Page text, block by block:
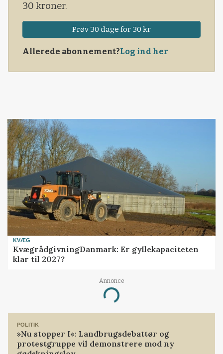
30 kroner.
Prøv 30 dage for 30 kr
Allerede abonnement?Log ind her
KVÆG
KvægrådgivningDanmark: Er gyllekapaciteten
klar til 2027?
Annonce
Loading...
POLITIK
»Nu stopper I«: Landbrugsdebattør og
protestgruppe vil demonstrere mod ny